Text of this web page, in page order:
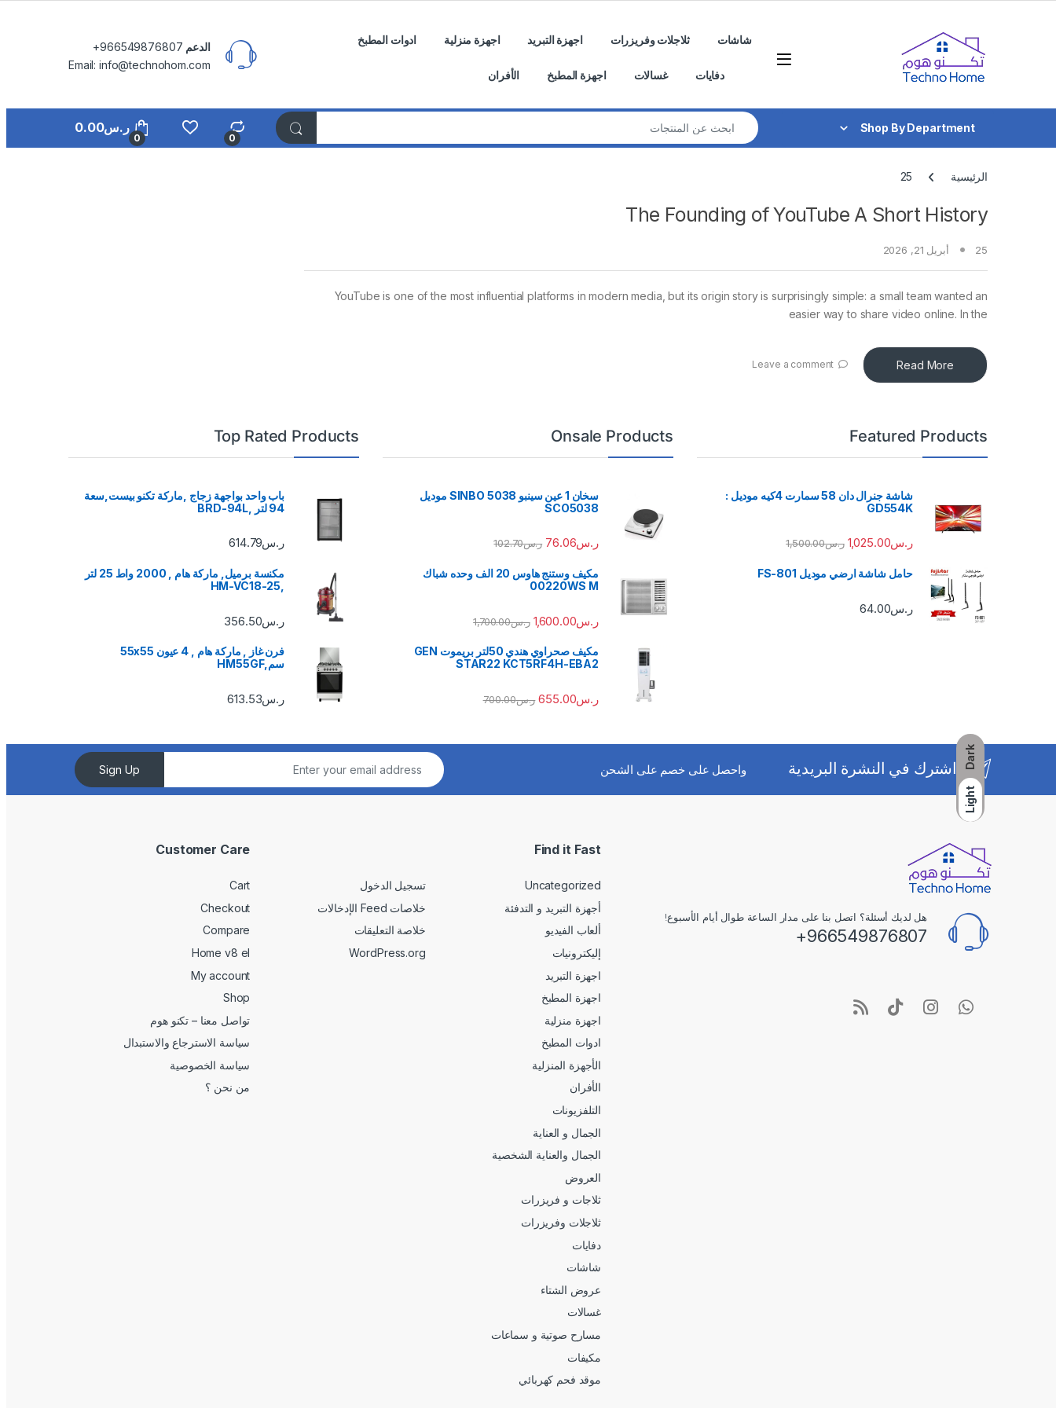
Dark
Light
شاشات ثلاجلات وفريزرات اجهزة التبريد اجهزة منزلية ادوات المطبخ
دفايات غسالات اجهزة المطبخ الأفران
الدعم
Email: info@technohom.com
Shop By Department
Search for:
0
0
ر.س0.00
الرئيسية 25
The Founding of YouTube A Short History
25 أبريل 21, 2026
YouTube is one of the most influential platforms in modern media, but its origin story is surprisingly simple: a small team wanted an
easier way to share video online. In the
Read More
Leave a comment
Featured Products
شاشة جنرال دان 58 سمارت 4كيه موديل :
GD554K
ر.س1,025.00 ر.س1,500.00
حامل شاشة ارضي موديل FS-801
ر.س64.00
Onsale Products
سخان 1 عين سينبو 5038 SINBO موديل
SCO5038
ر.س76.06 ر.س102.70
مكيف وستنج هاوس 20 الف وحده شباك
00220WS M
ر.س1,600.00 ر.س1,700.00
مكيف صحراوي هندي 50لتر بريموت GEN
STAR22 KCT5RF4H-EBA2
ر.س655.00 ر.س700.00
Top Rated Products
باب واحد بواجهة زجاج ,ماركة تكنو بيست,سعة
94 لتر ,BRD-94L
ر.س614.79
مكنسة برميل, ماركة هام , 2000 واط 25 لتر
ر.س356.50
فرن غاز , ماركة هام , 4 عيون 55x55
سم,HM55GF
ر.س613.53
اشترك في النشرة البريدية واحصل على خصم على الشحن Sign Up
هل لديك أسئلة؟ اتصل بنا على مدار الساعة طوال أيام الأسبوع!
Find it Fast
Uncategorized
أجهزة التبريد و التدفئة
ألعاب الفيديو
إليكترونيات
اجهزة التبريد
اجهزة المطبخ
اجهزة منزلية
ادوات المطبخ
الأجهزة المنزلية
الأفران
التلفزيونات
الجمال و العناية
الجمال والعناية الشخصية
العروض
ثلاجات و فريزرات
ثلاجلات وفريزرات
دفايات
شاشات
عروض الشتاء
غسالات
مسارح صوتية و سماعات
مكيفات
موقد فحم كهربائي
تسجيل الدخول
خلاصات Feed الإدخالات
خلاصة التعليقات
WordPress.org
Customer Care
Cart
Checkout
Compare
Home v8 el
My account
Shop
تواصل معنا – تكنو هوم
سياسة الاسترجاع والاستبدال
سياسة الخصوصية
من نحن ؟